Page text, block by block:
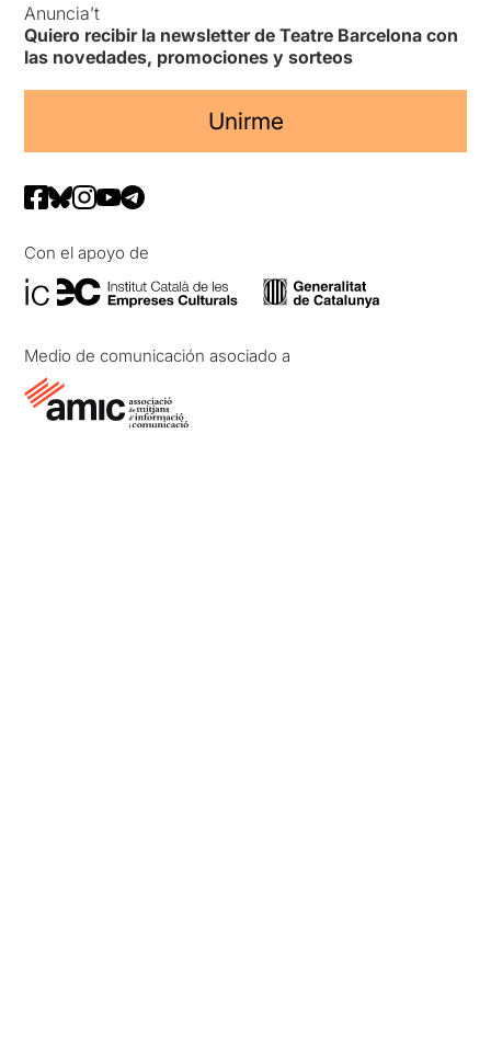
Anuncia’t
Quiero recibir la newsletter de Teatre Barcelona con
las novedades, promociones y sorteos
Unirme
Con el apoyo de
Medio de comunicación asociado a